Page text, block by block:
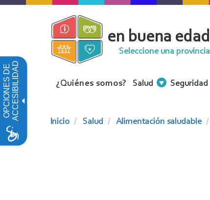
OPCIONES DEACCESIBILIDAD
Pasar
en buena edad
Seleccione una provincia
Menu
¿Quiénes somos? Salud Seguridad
Inicio Salud Alimentación saludable